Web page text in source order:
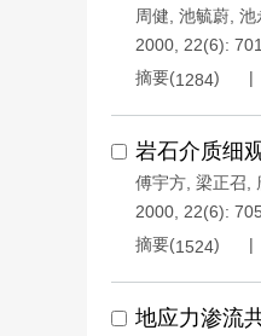
周健 池毓蔚 池
2000, 22(6):
摘要(1284)
岩石介质细
傅宇方 梁正召
2000, 22(6):
摘要(1524)
地应力渗流